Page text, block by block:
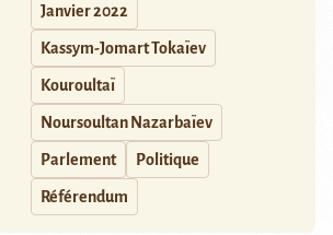
Janvier 2022
Kassym-Jomart Tokaïev
Kouroultaï
Noursoultan Nazarbaïev
Parlement Politique
Référendum